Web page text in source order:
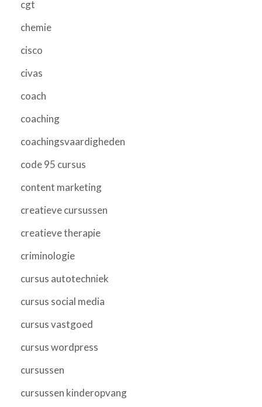
cgt
chemie
cisco
civas
coach
coaching
coachingsvaardigheden
code 95 cursus
content marketing
creatieve cursussen
creatieve therapie
criminologie
cursus autotechniek
cursus social media
cursus vastgoed
cursus wordpress
cursussen
cursussen kinderopvang